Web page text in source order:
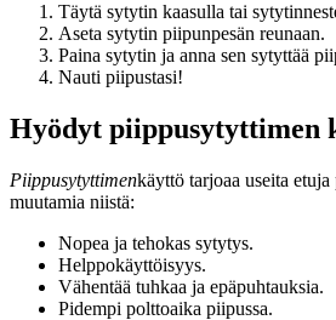
Täytä sytytin kaasulla tai
Aseta sytytin piipunpesän reunaan.
Paina sytytin ja anna sen sytyttää
Nauti piipustasi!
Hyödyt piippusytyttimen
Piippusytyttimenkäyttö tarjoaa useita
muutamia niistä:
Nopea ja tehokas sytytys.
Helppokäyttöisyys.
Vähentää tuhkaa ja epäpuhtauksia.
Pidempi polttoaika piipussa.